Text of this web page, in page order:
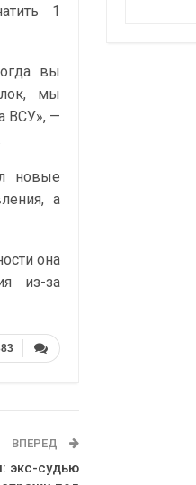
1
вы
мы
ВСУ», —
новые
а
она
из-за
ВПЕРЕД
экс-судью